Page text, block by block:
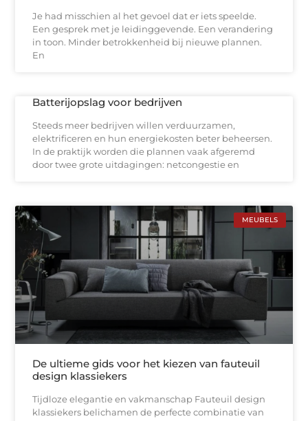
Je had misschien al het gevoel dat er iets speelde.
Een gesprek met je leidinggevende. Een verandering
in toon. Minder betrokkenheid bij nieuwe plannen.
En
Batterijopslag voor bedrijven
Steeds meer bedrijven willen verduurzamen,
elektrificeren en hun energiekosten beter beheersen.
In de praktijk worden die plannen vaak afgeremd
door twee grote uitdagingen: netcongestie en
MEUBELS
De ultieme gids voor het kiezen van fauteuil
design klassiekers
Tijdloze elegantie en vakmanschap Fauteuil design
klassiekers belichamen de perfecte combinatie van